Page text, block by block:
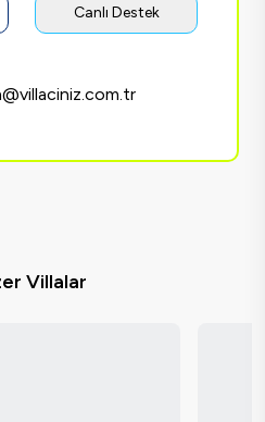
Canlı Destek
Villalar